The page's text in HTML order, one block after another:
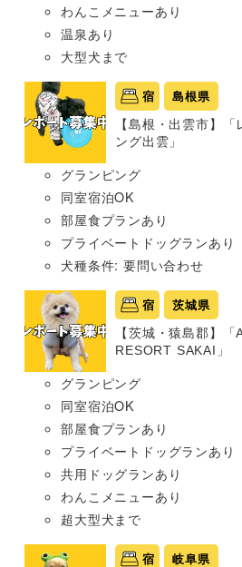
わんこメニューあり
温泉あり
大型犬まで
宿 島根県
【島根・出雲市】
ング出雲」
グランピング
同室宿泊OK
部屋食プランあり
プライベートドッグランあり
犬種条件: 要問い合わせ
宿 茨城県
【茨城・猿島郡】
RESORT SAKAI」
グランピング
同室宿泊OK
部屋食プランあり
プライベートドッグランあり
共用ドッグランあり
わんこメニューあり
超大型犬まで
宿 岐阜県